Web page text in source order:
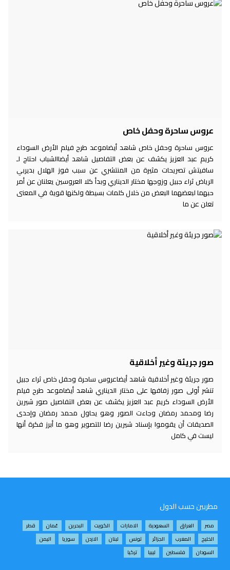
عروس ساحرة وحفل خاص
عروس ساحرة وحفل خاص شاهد أيضاموعد طرح فيلم الأرض السوداء
كريم عبد العزيز يكشف عن بعض التفاصيل شاهد أيضاالشباب احتاج لـ
سافيتش تصريحات مثيرة من المنتشري عن سبب فوز الهلال بديربي
الرياض ثراء جبيل وزوجها مختار الديناري وبدأ كلا العروسين يعلنان عن أمر
حبهما لبعضهما البعض من خلال كلمات بسيطة ولكنها قوية في المعنى
تعلن عن ما
صور جريئة وغير أخلاقية
صور جريئة وغير أخلاقية شاهد أيضاعروس ساحرة وحفل خاص ثراء جبيل
تنشر أولى صور زفافها على مختار الديناري شاهد أيضاموعد طرح فيلم
الأرض السوداء كريم عبد العزيز يكشف عن بعض التفاصيل صور شيرين
رضا ومحمد رمضان وجاءت الصور وهو يحاول محمد رمضان وإحدى
الصديقات أن يقوموا بإسناد شيرين رضا للتصوير وهو ما أبرز فكرة أنها
ليست في كامل
مطربين حسب الدول
مصر العراق السعودية الامارات الكويت البحرين عُمان
قطر
الخليج
المغرب الجزائر تونس لبنان الاردن سوريا
اليمن
السودان
فلسطين ليبيا تركيا